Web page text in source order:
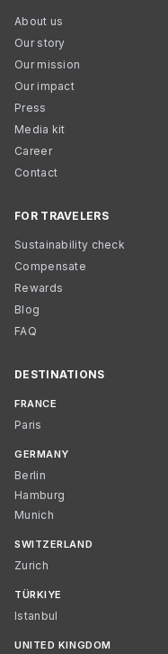
About us
Our story
Our mission
Our impact
Press
Media kit
Career
Contact
FOR TRAVELERS
Sustainability check
Compensate
Rewards
Blog
FAQ
DESTINATIONS
FRANCE
Paris
GERMANY
Berlin
Hamburg
Munich
SWITZERLAND
Zurich
TÜRKIYE
Istanbul
UNITED KINGDOM